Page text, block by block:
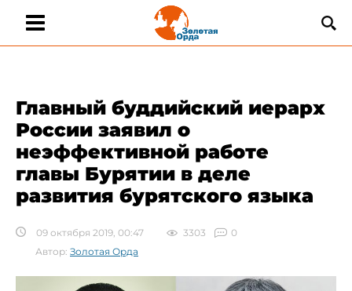
Главный буддийский иерарх
России заявил о
неэффективной работе
главы Бурятии в деле
развития бурятского языка
09 октября 2019, 00:47 3303
0
Автор: Золотая Орда